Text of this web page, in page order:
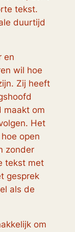
tekst.
duurtijd
en
wil hoe
Zij heeft
maakt om
Het
open
zonder
tekst met
gesprek
als de
om